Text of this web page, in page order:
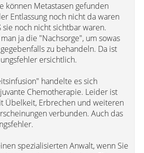
können Metastasen gefunden
Entlassung noch nicht da waren
sie noch nicht sichtbar waren.
ja die "Nachsorge", um sowas
zu behandeln. Da ist
ersichtlich.
handelte es sich
Chemotherapie. Leider ist
Übelkeit, Erbrechen und weiteren
verbunden. Auch das
spezialisierten Anwalt, wenn Sie